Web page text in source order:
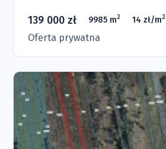
139 000 zł 9985 m2 14 zł/m2
Oferta prywatna